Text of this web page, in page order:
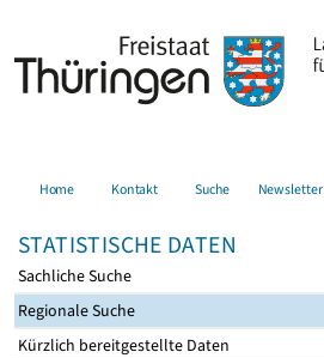
Home Kontakt Suche Newsletter
STATISTISCHE DATEN
Sachliche Suche
Regionale Suche
Kürzlich bereitgestellte Daten